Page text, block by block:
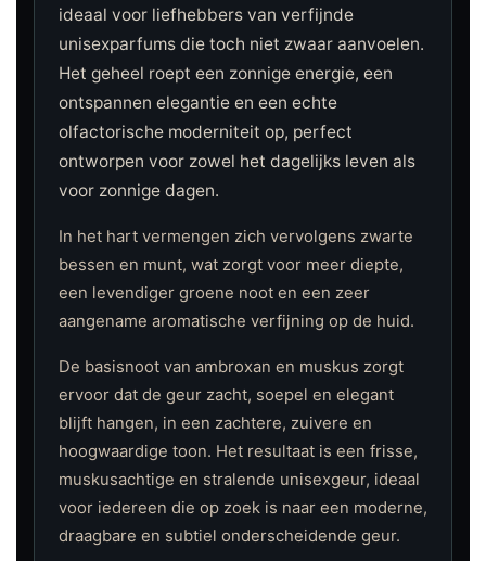
ideaal voor liefhebbers van verfijnde
unisexparfums die toch niet zwaar aanvoelen.
Het geheel roept een zonnige energie, een
ontspannen elegantie en een echte
olfactorische moderniteit op, perfect
ontworpen voor zowel het dagelijks leven als
voor zonnige dagen.
In het hart vermengen zich vervolgens zwarte
bessen en munt, wat zorgt voor meer diepte,
een levendiger groene noot en een zeer
aangename aromatische verfijning op de huid.
De basisnoot van ambroxan en muskus zorgt
ervoor dat de geur zacht, soepel en elegant
blijft hangen, in een zachtere, zuivere en
hoogwaardige toon. Het resultaat is een frisse,
muskusachtige en stralende unisexgeur, ideaal
voor iedereen die op zoek is naar een moderne,
draagbare en subtiel onderscheidende geur.